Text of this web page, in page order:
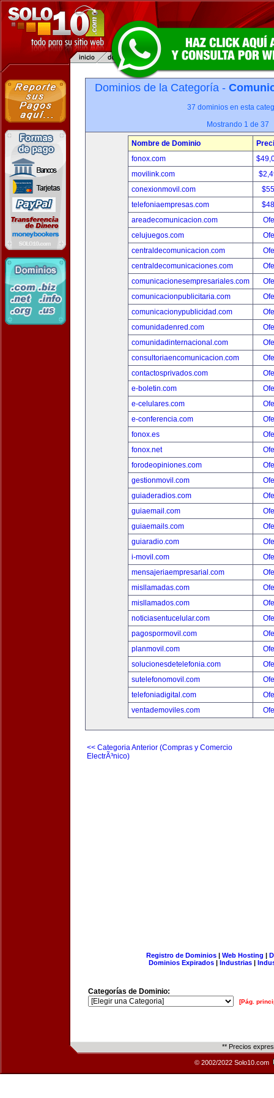
Dominios de la Categoría -
37 dominios en esta
Mostrando 1 de 37
Nombre de Dominio
fonox.com
movilink.com
conexionmovil.com
telefoniaempresas.com
areadecomunicacion.com
celujuegos.com
centraldecomunicacion.com
centraldecomunicaciones.com
comunicacionesempresariales.com
comunicacionpublicitaria.com
comunicacionypublicidad.com
comunidadenred.com
comunidadinternacional.com
consultoriaencomunicacion.com
contactosprivados.com
e-boletin.com
e-celulares.com
e-conferencia.com
fonox.es
fonox.net
forodeopiniones.com
gestionmovil.com
guiaderadios.com
guiaemail.com
guiaemails.com
guiaradio.com
i-movil.com
mensajeriaempresarial.com
misllamadas.com
misllamados.com
noticiasentucelular.com
pagospormovil.com
planmovil.com
solucionesdetelefonia.com
sutelefonomovil.com
telefoniadigital.com
ventademoviles.com
<< Categoria Anterior (Compras y Comercio
ElectrÃ³nico)
Registro de Dominios| Web Hosting |
Dominios Expirados | Industrias |
Categorías de Dominio:
[Pág.
** Precios
© 2002/2022 Solo10.com